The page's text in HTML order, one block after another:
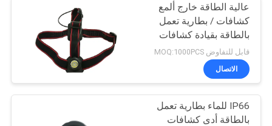
جولة
المصنع
مراقبة
الجودة
عالية الطاقة خارج ألمع
كشافات / بطارية تعمل
بالطاقة بقيادة كشافات
تصميم بسيط
قابل للتفاوض MOQ:1000PCS
الاتصال
IP66 للماء بطارية تعمل
بالطاقة أدى كشافات